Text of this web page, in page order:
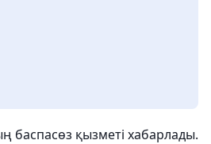
баспасөз қызметі хабарлады.